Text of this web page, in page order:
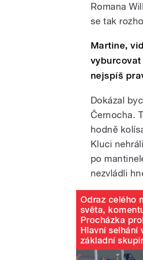
Romana
se tak
Martine,
nejspíš
Dokázal
Černocha.
hodně
Kluci
po
nezvládli
Odraz celého
světa,
Procházka
Hlavní selhání
základní